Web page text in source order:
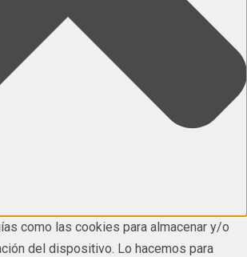
como las cookies para almacenar y/o
del dispositivo. Lo hacemos para